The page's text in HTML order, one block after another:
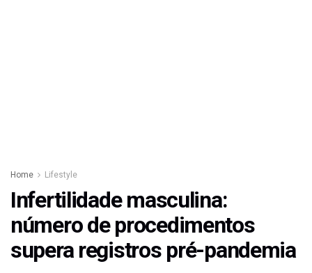
Home Lifestyle
Infertilidade masculina:
número de procedimentos
supera registros pré-pandemia